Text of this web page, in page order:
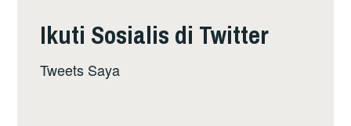
Ikuti Sosialis di Twitter
Tweets Saya